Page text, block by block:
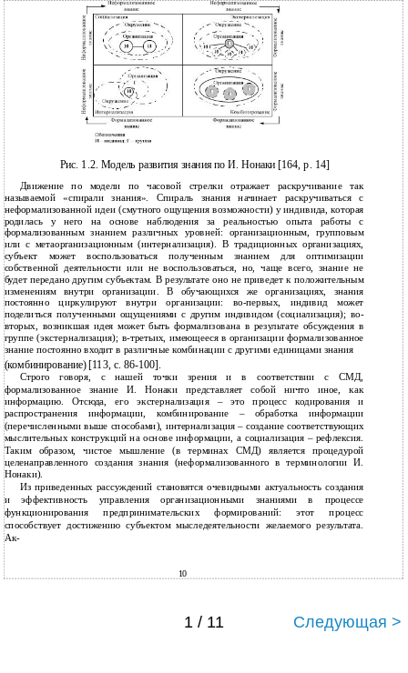
Рис. 1.2. Модель развития знания по И. Нонаки [164, p. 14]
Движение по модели по часовой стрелки отражает раскручивание так
называемой «спирали знания». Спираль знания начинает раскручиваться с
неформализованной идеи (смутного ощущения возможности) у индивида, которая
родилась у него на основе наблюдения за реальностью опыта работы с
формализованным знанием различных уровней: организационным, групповым
или с метаорганизационным (интернализация). В традиционных организациях,
субъект может воспользоваться полученным знанием для оптимизации
собственной деятельности или не воспользоваться, но, чаще всего, знание не
будет передано другим субъектам. В результате оно не приведет к положительным
изменениям внутри организации. В обучающихся же организациях, знания
постоянно циркулируют внутри организации: во-первых, индивид может
поделиться полученными ощущениями с другим индивидом (социализация); во-
вторых, возникшая идея может быть формализована в результате обсуждения в
группе (экстернализация); в-третьих, имеющееся в организации формализованное
знание постоянно входит в различные комбинации с другими единицами знания
(комбинирование) [113, с. 86-100].
Строго говоря, с нашей точки зрения и в соответствии с СМД,
формализованное знание И. Нонаки представляет собой ничто иное, как
информацию. Отсюда, его экстернализация – это процесс кодирования и
распространения информации, комбинирование – обработка информации
(перечисленными выше способами), интернализация – создание соответствующих
мыслительных конструкций на основе информации, а социализация – рефлексия.
Таким образом, чистое мышление (в терминах СМД) является процедурой
целенаправленного создания знания (неформализованного в терминологии И.
Нонаки).
Из приведенных рассуждений становятся очевидными актуальность создания
и эффективность управления организационными знаниями в процессе
функционирования предпринимательских формирований: этот процесс
способствует достижению субъектом мыследеятельности желаемого результата.
Ак-
10
1 / 11 Следующая >